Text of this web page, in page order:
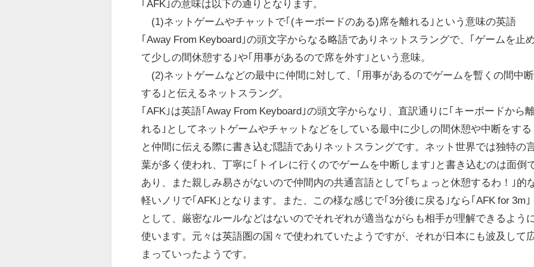
｢AFK｣の意味は以下の通りとなります。
(1)ネットゲームやチャットで｢(キーボードのある)席を離れる｣という意味の英語
｢Away From Keyboard｣の頭文字からなる略語でありネットスラングで、｢ゲームを止
て少しの間休憩する｣や｢用事があるので席を外す｣という意味。
(2)ネットゲームなどの最中に仲間に対して、｢用事があるのでゲームを暫くの間中断
する｣と伝えるネットスラング。
｢AFK｣は英語｢Away From Keyboard｣の頭文字からなり、直訳通りに｢キーボードから
れる｣としてネットゲームやチャットなどをしている最中に少しの間休憩や中断をする
と仲間に伝える際に書き込む隠語でありネットスラングです。ネット世界では独特の
葉が多く使われ、丁寧に｢トイレに行くのでゲームを中断します｣と書き込むのは面倒
あり、また親しみ易さがないので仲間内の共通言語として｢ちょっと休憩するわ！｣的
軽いノリで｢AFK｣となります。また、この様な感じで｢3分後に戻る｣なら｢AFK for 3m｣
として、厳密なルールなどはないのでそれぞれが適当ながらも相手が理解できるよう
使います。元々は英語圏の国々で使われていたようですが、それが日本にも波及して
まっていったようです。